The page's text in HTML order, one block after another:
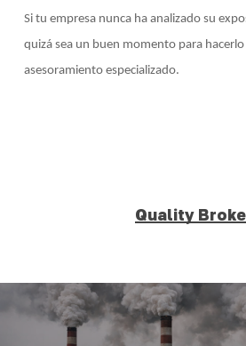
Si tu empresa nunca ha analizado su
quizá sea un buen momento para hacerlo
asesoramiento especializado.
Quality